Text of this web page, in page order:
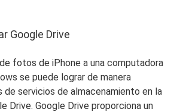
Google Drive
fotos de iPhone a una computadora
se puede lograr de manera
servicios de almacenamiento en la
Drive. Google Drive proporciona un